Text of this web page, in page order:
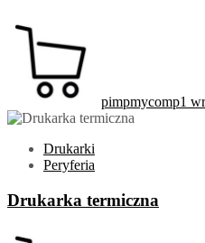
pimpmycomp1
Drukarki
Peryferia
Drukarka termiczna